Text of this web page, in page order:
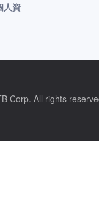
人資
Corp. All rights